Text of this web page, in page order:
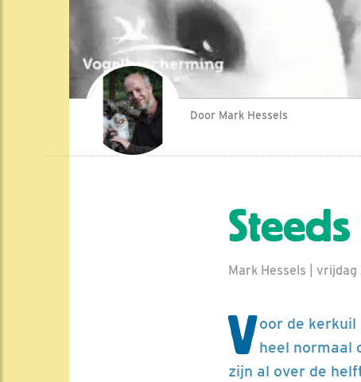
Door Mark Hessels
Mark Hessels |
Voor de
heel normaal
zijn al over de